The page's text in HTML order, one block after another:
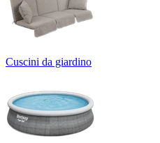
Cuscini da giardino